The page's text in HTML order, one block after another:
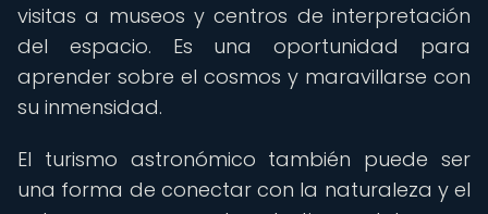
visitas a museos y centros de interpretación
del espacio. Es una oportunidad para
aprender sobre el cosmos y maravillarse con
su inmensidad.
El turismo astronómico también puede ser
una forma de conectar con la naturaleza y el